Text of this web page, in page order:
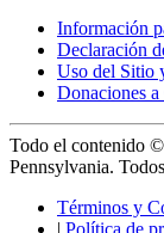
Información
Declaración
Uso del Sitio
Donaciones
Todo el contenido
Pennsylvania.
Términos y
| Política de